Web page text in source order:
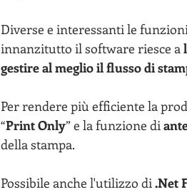
Diverse e interessanti le
innanzitutto il software riesce a
gestire al meglio il flusso di
Per rendere più efficiente la
“Print Only” e la funzione di
della stampa.
Possibile anche l'utilizzo di .Net